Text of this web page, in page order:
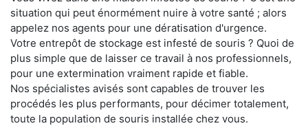
situation qui peut énormément nuire à votre santé ; alors
appelez nos agents pour une dératisation d'urgence.
Votre entrepôt de stockage est infesté de souris ? Quoi de
plus simple que de laisser ce travail à nos professionnels,
pour une extermination vraiment rapide et fiable.
Nos spécialistes avisés sont capables de trouver les
procédés les plus performants, pour décimer totalement,
toute la population de souris installée chez vous.